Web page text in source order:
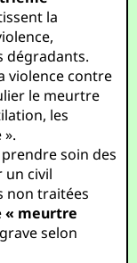
la
dégradants.
violence contre
le meurtre
les
soin des
un civil
non traitées
« meurtre
selon